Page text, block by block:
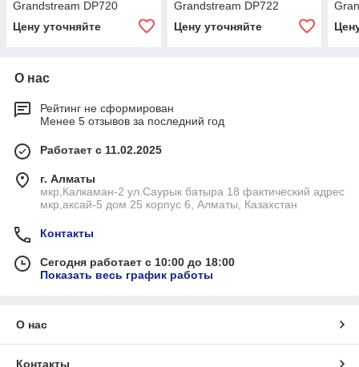
Grandstream DP720
Цену уточняйте
Grandstream DP722
Цену уточняйте
О нас
Рейтинг не сформирован
Менее 5 отзывов за последний год
Работает с 11.02.2025
г. Алматы
мкр,Калкаман-2 ул.Саурык батыра 18 фактический адрес
мкр,аксай-5 дом 25 корпус 6, Алматы, Казахстан
Контакты
Сегодня работает с 10:00 до 18:00
Показать весь график работы
О нас
Контакты